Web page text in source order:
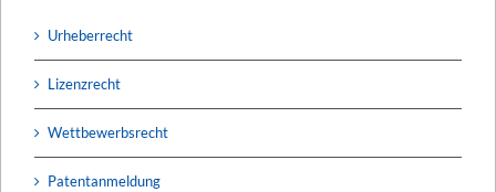
Urheberrecht
Lizenzrecht
Wettbewerbsrecht
Patentanmeldung